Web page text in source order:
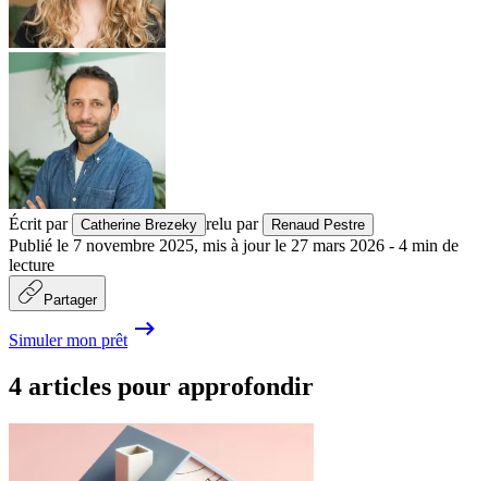
Écrit par Catherine Brezeky relu par Renaud Pestre
Publié le 7 novembre 2025, mis à jour le 27 mars 2026 - 4 min de
lecture
Partager
Simuler mon prêt
4 articles pour approfondir